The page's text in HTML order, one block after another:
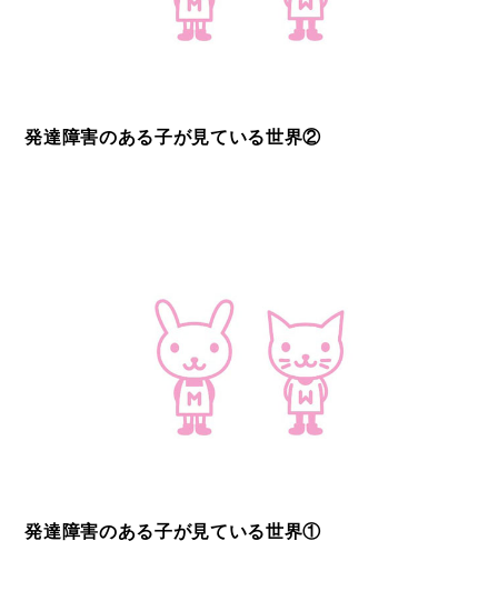
発達障害のある子が見ている世界②
発達障害のある子が見ている世界①